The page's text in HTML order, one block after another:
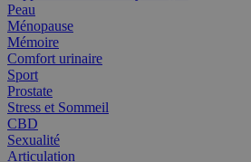
Peau
Ménopause
Mémoire
Comfort urinaire
Sport
Prostate
Stress et Sommeil
CBD
Sexualité
Articulation